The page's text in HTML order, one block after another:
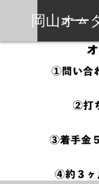
岡山オー
岡靴工房
ホーム